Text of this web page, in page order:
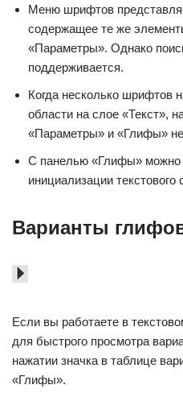
Меню шрифтов
содержащее те же
«Параметры». Однако
поддерживается.
Когда несколько шрифтов
области на слое «Текст»,
«Параметры» и «Глифы»
С панелью «Глифы» можно
инициализации текстового
Варианты
Если вы работаете в
для быстрого просмотра
нажатии значка в таблице
«Глифы».